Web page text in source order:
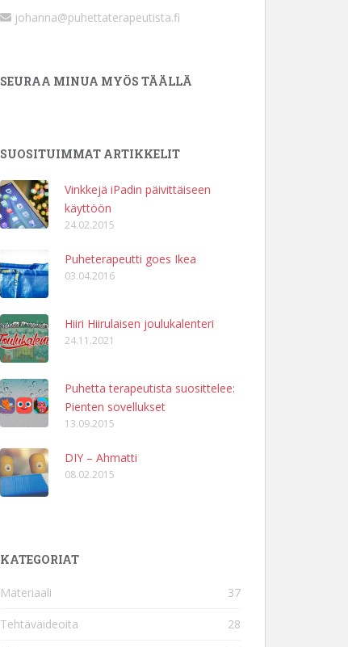
johanna@puhettaterapeutista.fi
SEURAA MINUA MYÖS TÄÄLLÄ
SUOSITUIMMAT ARTIKKELIT
Vinkkejä iPadin päivittäiseen
käyttöön
24.02.2015
Puheterapeutti goes Ikea
03.04.2016
Hiiri Hiirulaisen joulukalenteri
24.11.2021
Puhetta terapeutista suosittelee:
Pienten sovellukset
13.09.2015
DIY – Ahmatti
08.02.2015
KATEGORIAT
Materiaali 37
Tehtäväideoita 28